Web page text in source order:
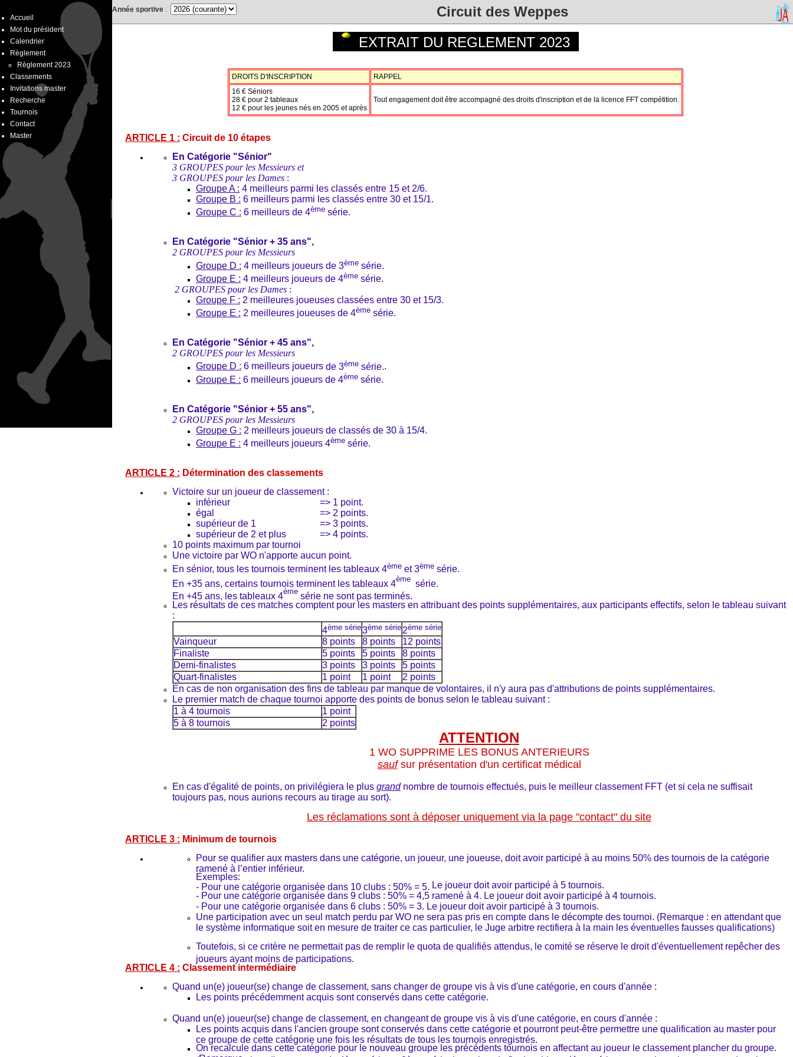
Accueil
Mot du président
Calendrier
Règlement
Règlement 2023
Classements
Invitations master
Recherche
Tournois
Contact
Master
Année sportive :
Circuit des Weppes
EXTRAIT DU REGLEMENT 2023
DROITS D'INSCRIPTION
RAPPEL
16 € Séniors
28 € pour 2 tableaux
12 € pour les jeunes nés en 2005 et après
Tout engagement doit être accompagné des droits d'inscription et de la licence FFT compétition.
ARTICLE 1 : Circuit de 10 étapes
En Catégorie "Sénior"
3 GROUPES pour les Messieurs et
3 GROUPES pour les Dames :
Groupe A : 4 meilleurs parmi les classés entre 15 et 2/6.
Groupe B : 6 meilleurs parmi les classés entre 30 et 15/1.
Groupe C : 6 meilleurs de 4ème série.
En Catégorie "Sénior + 35 ans",
2 GROUPES pour les Messieurs
Groupe D : 4 meilleurs joueurs de 3ème série.
Groupe E : 4 meilleurs joueurs de 4ème série.
2 GROUPES pour les Dames :
Groupe F : 2 meilleures joueuses classées entre 30 et 15/3.
Groupe E : 2 meilleures joueuses de 4ème série.
En Catégorie "Sénior + 45 ans",
2 GROUPES pour les Messieurs
Groupe D : 6 meilleurs joueurs de 3ème série..
Groupe E : 6 meilleurs joueurs de 4ème série.
En Catégorie "Sénior + 55 ans",
2 GROUPES pour les Messieurs
Groupe G : 2 meilleurs joueurs de classés de 30 à 15/4.
Groupe E : 4 meilleurs joueurs 4ème série.
ARTICLE 2 : Détermination des classements
Victoire sur un joueur de classement :
inférieur
=> 1 point.
égal
=> 2 points.
supérieur de 1
=> 3 points.
supérieur de 2 et plus
=> 4 points.
10 points maximum par tournoi
Une victoire par WO n'apporte aucun point.
En sénior, tous les tournois terminent les tableaux 4ème et 3ème série.
En +35 ans, certains tournois terminent les tableaux 4ème série.
En +45 ans, les tableaux 4ème série ne sont pas terminés.
Les résultats de ces matches comptent pour les masters en attribuant des points supplémentaires, aux participants effectifs, selon le tableau suivant
:
4ème série3ème série 2ème série
Vainqueur 8 points 8 points
12 points
Finaliste
5 points 5 points
8 points
Demi-finalistes
3 points 3 points
5 points
Quart-finalistes
1 point 1 point
2 points
En cas de non organisation des fins de tableau par manque de volontaires, il n'y aura pas d'attributions de points supplémentaires.
Le premier match de chaque tournoi apporte des points de bonus selon le tableau suivant :
1 à 4 tournois
1 point
5 à 8 tournois
2 points
ATTENTION
1 WO SUPPRIME LES BONUS ANTERIEURS
saufsur présentation d'un certificat médical
En cas d'égalité de points, on privilégiera le plus grandnombre de tournois effectués, puis le meilleur classement FFT (et si cela ne suffisait
toujours pas, nous aurions recours au tirage au sort).
Les réclamations sont à déposer uniquement via la page "contact" du site
ARTICLE 3 : Minimum de tournois
Pour se qualifier aux masters dans une catégorie, un joueur, une joueuse, doit avoir participé à au moins 50% des tournois de la catégorie
ramené à l’entier inférieur.
Exemples:
- Pour une catégorie organisée dans 10 clubs : 50% = 5.
Le joueur doit avoir participé à 5 tournois.
- Pour une catégorie organisée dans 9 clubs : 50% = 4,5 ramené à 4. Le joueur doit avoir participé à 4 tournois.
- Pour une catégorie organisée dans 6 clubs : 50% = 3. Le joueur doit avoir participé à 3 tournois.
Une participation avec un seul match perdu par WO ne sera pas pris en compte dans le décompte des tournoi. (Remarque : en attendant que
le système informatique soit en mesure de traiter ce cas particulier, le Juge arbitre rectifiera à la main les éventuelles fausses qualifications)
Toutefois, si ce critère ne permettait pas de remplir le quota de qualifiés attendus, le comité se réserve le droit d'éventuellement repêcher des
joueurs ayant moins de participations.
ARTICLE 4 : Classement intermédiaire
Quand un(e) joueur(se) change de classement, sans changer de groupe vis à vis d'une catégorie, en cours d'année :
Les points précédemment acquis sont conservés dans cette catégorie.
Quand un(e) joueur(se) change de classement, en changeant de groupe vis à vis d'une catégorie, en cours d'année :
Les points acquis dans l'ancien groupe sont conservés dans cette catégorie et pourront peut-être permettre une qualification au master pour
ce groupe de cette catégorie une fois les résultats de tous les tournois enregistrés.
On recalcule dans cette catégorie pour le nouveau groupe les précédents tournois en affectant au joueur le classement plancher du groupe.